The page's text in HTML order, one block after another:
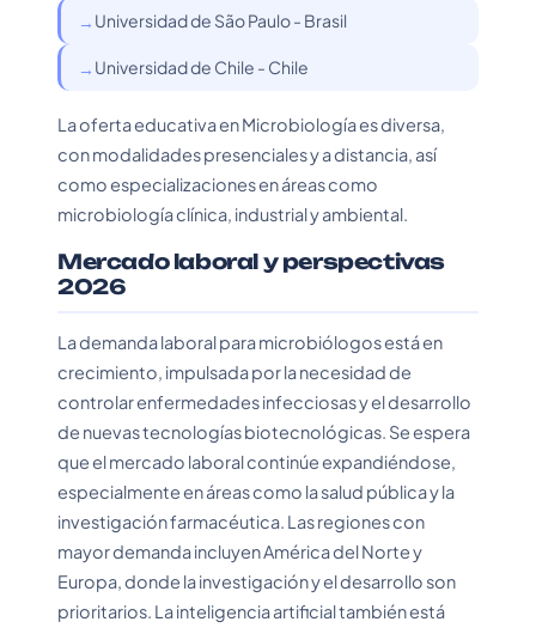
Universidad de São Paulo - Brasil
Universidad de Chile - Chile
La oferta educativa en Microbiología es diversa,
con modalidades presenciales y a distancia, así
como especializaciones en áreas como
microbiología clínica, industrial y ambiental.
Mercado laboral y perspectivas
2026
La demanda laboral para microbiólogos está en
crecimiento, impulsada por la necesidad de
controlar enfermedades infecciosas y el desarrollo
de nuevas tecnologías biotecnológicas. Se espera
que el mercado laboral continúe expandiéndose,
especialmente en áreas como la salud pública y la
investigación farmacéutica. Las regiones con
mayor demanda incluyen América del Norte y
Europa, donde la investigación y el desarrollo son
prioritarios. La inteligencia artificial también está